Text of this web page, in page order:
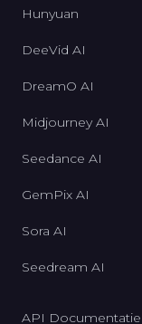
Hunyuan
DeeVid AI
DreamO AI
Midjourney AI
Seedance AI
GemPix AI
Sora AI
Seedream AI
API Documentatie